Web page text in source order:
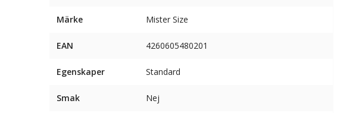
Märke Mister Size
EAN 4260605480201
Egenskaper Standard
Smak Nej